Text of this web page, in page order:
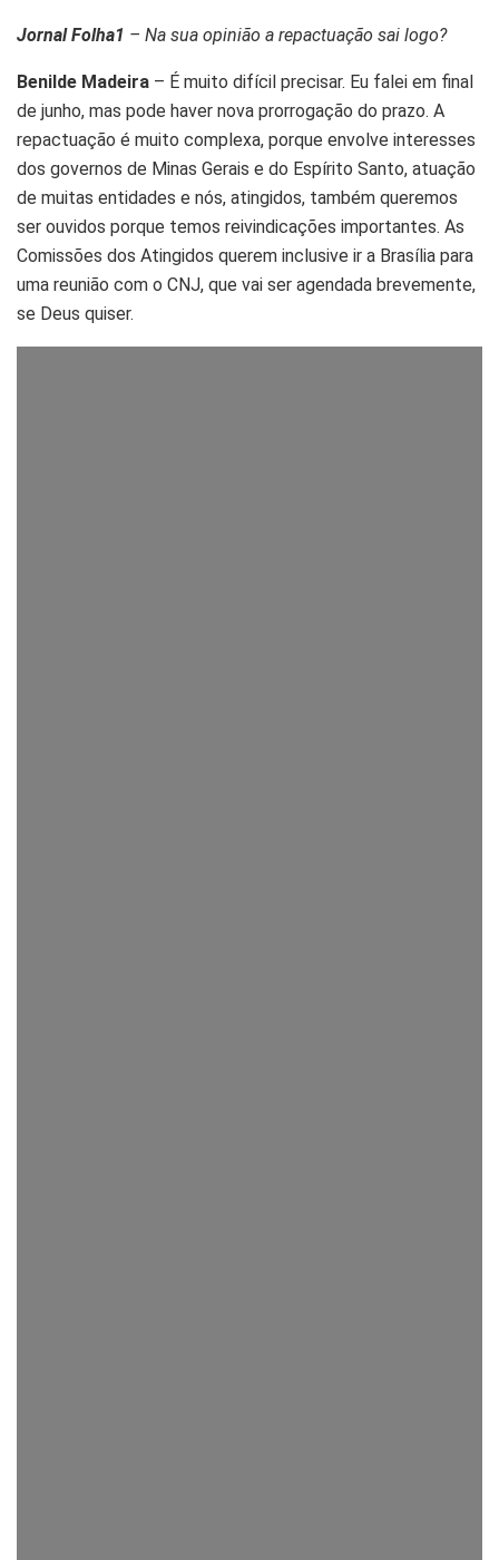
Jornal Folha1 – Na sua opinião a repactuação sai logo?
Benilde Madeira – É muito difícil precisar. Eu falei em final
de junho, mas pode haver nova prorrogação do prazo. A
repactuação é muito complexa, porque envolve interesses
dos governos de Minas Gerais e do Espírito Santo, atuação
de muitas entidades e nós, atingidos, também queremos
ser ouvidos porque temos reivindicações importantes. As
Comissões dos Atingidos querem inclusive ir a Brasília para
uma reunião com o CNJ, que vai ser agendada brevemente,
se Deus quiser.